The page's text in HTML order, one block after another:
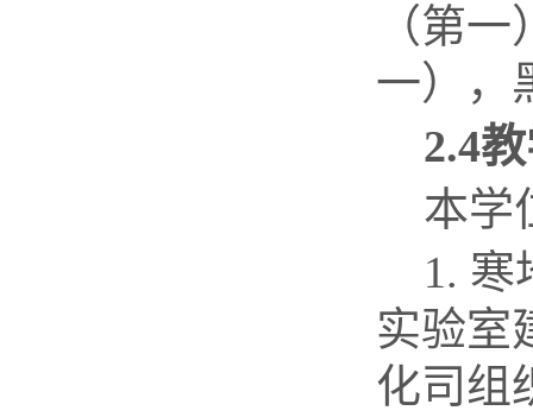
（第
一），
2.4
本学
1. 寒
实验室
化司组